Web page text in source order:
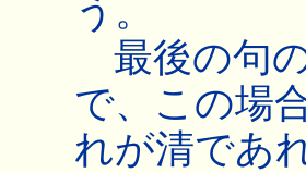
う。
最後の句
で、この場
れが清であ